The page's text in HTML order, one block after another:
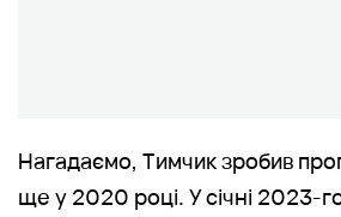
Нагадаємо, Тимчик зробив
ще у 2020 році. У січні 2023-